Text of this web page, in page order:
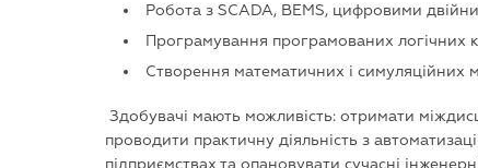
Робота з SCADA, BEMS, цифровими
Програмування програмованих логічних
Створення математичних і симуляційних
Здобувачі мають можливість: отримати
проводити практичну діяльність з
підприємствах та опановувати сучасні